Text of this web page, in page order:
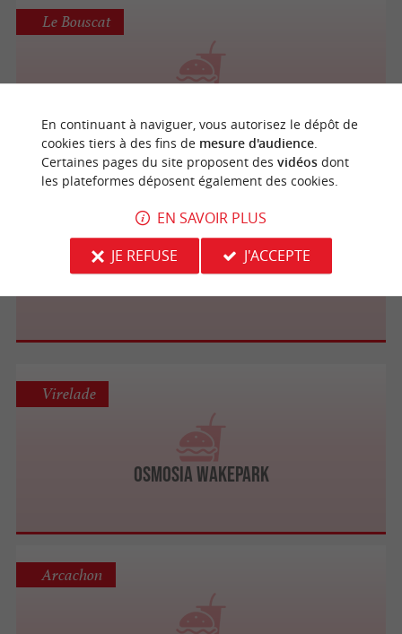
Le Bouscat
EAT & JUICE
Osmosia Wakepark
Virelade
Arcachon
En continuant à naviguer, vous autorisez le dépôt de
cookies tiers à des fins de mesure d'audience.
Certaines pages du site proposent des vidéosdont
les plateformes déposent également des cookies.
EN SAVOIR PLUS
JE REFUSE
J'ACCEPTE